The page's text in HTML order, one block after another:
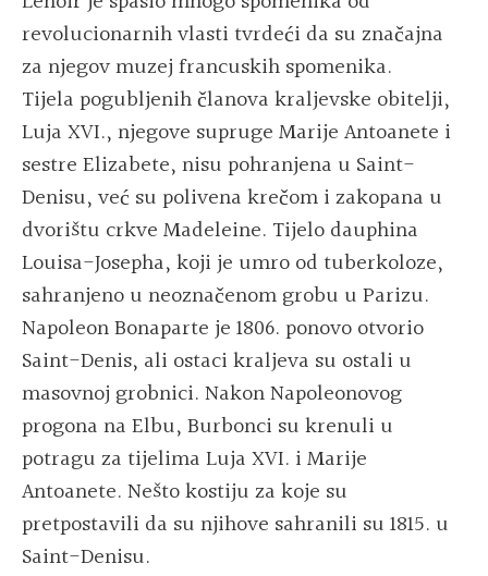
revolucionarnih vlasti tvrdeći da su značajna
za njegov muzej francuskih spomenika.
Tijela pogubljenih članova kraljevske obitelji,
Luja XVI., njegove supruge Marije Antoanete i
sestre Elizabete, nisu pohranjena u Saint-
Denisu, već su polivena krečom i zakopana u
dvorištu crkve Madeleine. Tijelo dauphina
Louisa-Josepha, koji je umro od tuberkoloze,
sahranjeno u neoznačenom grobu u Parizu.
Napoleon Bonaparte je 1806. ponovo otvorio
Saint-Denis, ali ostaci kraljeva su ostali u
masovnoj grobnici. Nakon Napoleonovog
progona na Elbu, Burbonci su krenuli u
potragu za tijelima Luja XVI. i Marije
Antoanete. Nešto kostiju za koje su
pretpostavili da su njihove sahranili su 1815. u
Saint-Denisu.